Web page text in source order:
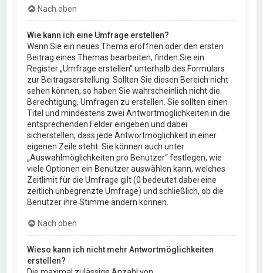
Nach oben
Wie kann ich eine Umfrage erstellen?
Wenn Sie ein neues Thema eröffnen oder den ersten
Beitrag eines Themas bearbeiten, finden Sie ein
Register „Umfrage erstellen“ unterhalb des Formulars
zur Beitragserstellung. Sollten Sie diesen Bereich nicht
sehen können, so haben Sie wahrscheinlich nicht die
Berechtigung, Umfragen zu erstellen. Sie sollten einen
Titel und mindestens zwei Antwortmöglichkeiten in die
entsprechenden Felder eingeben und dabei
sicherstellen, dass jede Antwortmöglichkeit in einer
eigenen Zeile steht. Sie können auch unter
„Auswahlmöglichkeiten pro Benutzer“ festlegen, wie
viele Optionen ein Benutzer auswählen kann, welches
Zeitlimit für die Umfrage gilt (0 bedeutet dabei eine
zeitlich unbegrenzte Umfrage) und schließlich, ob die
Benutzer ihre Stimme ändern können.
Nach oben
Wieso kann ich nicht mehr Antwortmöglichkeiten
erstellen?